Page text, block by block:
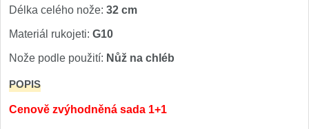
Taktické 3
Turistické
Délka celého nože: 32 cm
Materiál rukojeti: G10
Nože podle použití: Nůž na chléb
POPIS
Cenově zvýhodněná sada 1+1